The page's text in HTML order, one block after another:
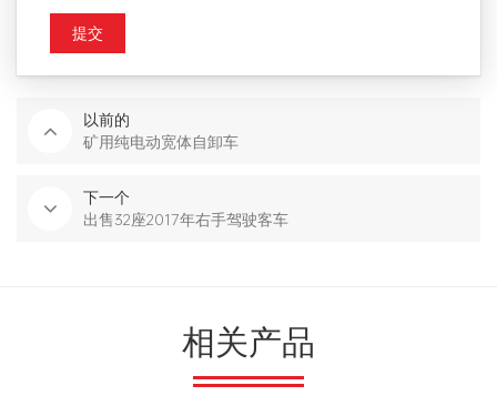
提交
以前的
矿用纯电动宽体自卸车
下一个
出售32座2017年右手驾驶客车
相关产品